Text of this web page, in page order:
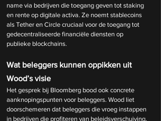
name via bedrijven die toegang geven tot staking
en rente op digitale activa. Ze noemt stablecoins
als Tether en Circle cruciaal voor de toegang tot
gedecentraliseerde financiële diensten op
publieke blockchains.
Wat beleggers kunnen oppikken uit
Wood’s visie
Het gesprek bij Bloomberg bood ook concrete
aanknopingspunten voor beleggers. Wood liet
doorschemeren dat beleggers die vroeg instappen
in bedrijven die profiteren van beleidsverschuiving,